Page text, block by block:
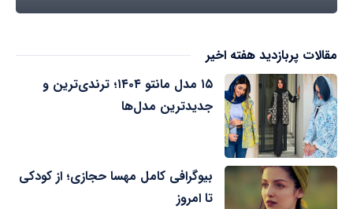
مقالات پربازدید هفته اخیر
۱۵ مدل مانتو ۱۴۰۴؛ ترندی‌ترین و
جدیدترین مدل‌ها
بیوگرافی کامل مهسا حجازی؛ از کودکی
تا امروز